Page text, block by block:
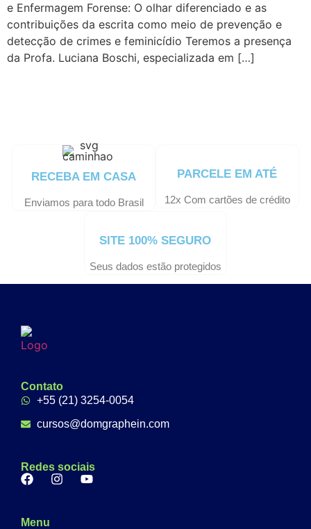
e Enfermagem Forense: O olhar diferenciado e as
contribuições da escrita como meio de prevenção e
detecção de crimes e feminicídio Teremos a presença
da Profa. Luciana Boschi, especializada em […]
RECEBA EM CASA
Enviamos para todo Brasil
PARCELE EM ATÉ
12x Com cartões de crédito
SITE 100% SEGURO
Seus dados estão protegidos
Contato
+55 (21) 3254-0054
cursos@domgraphein.com
Redes sociais
Menu